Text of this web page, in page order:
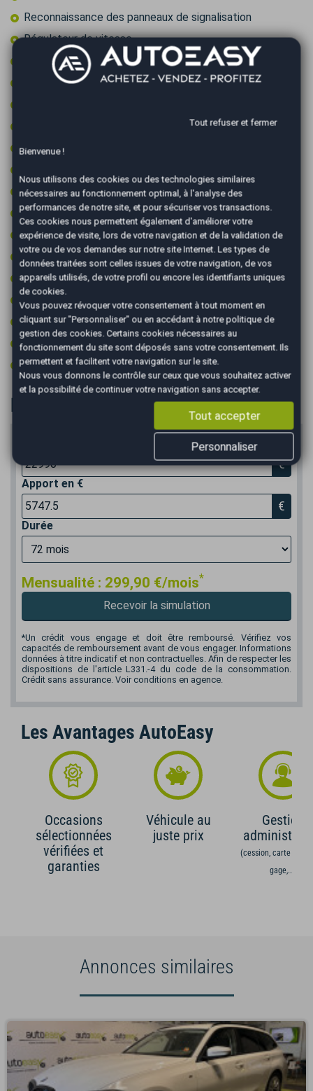
Reconnaissance des panneaux de signalisation
Régulateur de vitesse
Régulateur de vitesse adaptatif
Retroviseur intérieur électrochrome
Rétroviseurs rabattables électriquement
Sièges chauffants
Start & Stop
Système d'alerte de véhicule en approche
Système de détection d'obstacles
Toit ouvrant
Toit ouvrant électrique
Toit ouvrant électrique en verre
Vitres surteintées
Volant cuir
Volant multifonctions
Financer
€
Apport en €
€
Durée
Mensualité : 299,90 €/mois*
Recevoir la simulation
*Un crédit vous engage et doit être remboursé. Vérifiez vos
capacités de remboursement avant de vous engager. Informations
données à titre indicatif et non contractuelles. Afin de respecter les
dispositions de l'article L331.-4 du code de la consommation.
Crédit sans assurance. Voir conditions en agence.
Les Avantages AutoEasy
Occasions
sélectionnées
vérifiées et
garanties
Véhicule au
juste prix
Gestion
(cession, carte grise,
gage,...)
Annonces similaires
Tout refuser et fermer
Bienvenue !
Nous utilisons des cookies ou des technologies similaires
nécessaires au fonctionnement optimal, à l'analyse des
performances de notre site, et pour sécuriser vos transactions.
Ces cookies nous permettent également d'améliorer votre
expérience de visite, lors de votre navigation et de la validation de
votre ou de vos demandes sur notre site Internet. Les types de
données traitées sont celles issues de votre navigation, de vos
appareils utilisés, de votre profil ou encore les identifiants uniques
de cookies.
Vous pouvez révoquer votre consentement à tout moment en
cliquant sur "Personnaliser" ou en accédant à notre politique de
gestion des cookies. Certains cookies nécessaires au
fonctionnement du site sont déposés sans votre consentement. Ils
permettent et facilitent votre navigation sur le site.
Nous vous donnons le contrôle sur ceux que vous souhaitez activer
et la possibilité de continuer votre navigation sans accepter.
Tout accepter
Personnaliser